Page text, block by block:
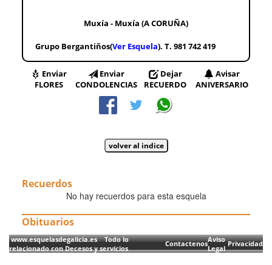
Muxía - Muxía (A CORUÑA)
Grupo Bergantiños(Ver Esquela). T. 981 742 419
Enviar
FLORES
Enviar
CONDOLENCIAS
Dejar
RECUERDO
Avisar
ANIVERSARIO
Recuerdos
No hay recuerdos para esta esquela
Obituarios
www.esquelasdegalicia.es Todo lo
relacionado con Decesos y servicios
ContactenosAviso
Legal
Privacidad